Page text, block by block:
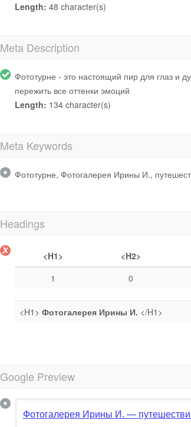
Length: 48 character(s)
Meta Description
Фототурне - это настоящий пир для глаз и
пережить все оттенки эмоций
Length: 134 character(s)
Meta Keywords
Фототурне, Фотогалерея Ирины И.,
Headings
<H1> <H2>
1
0
<H1> Фотогалерея Ирины И. </H1>
Google Preview
Фотогалерея Ирины И. —